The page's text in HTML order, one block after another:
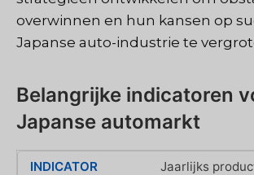
overwinnen en hun kansen op
Japanse auto-industrie te
Belangrijke indicatoren
Japanse automarkt
Jaarlijks